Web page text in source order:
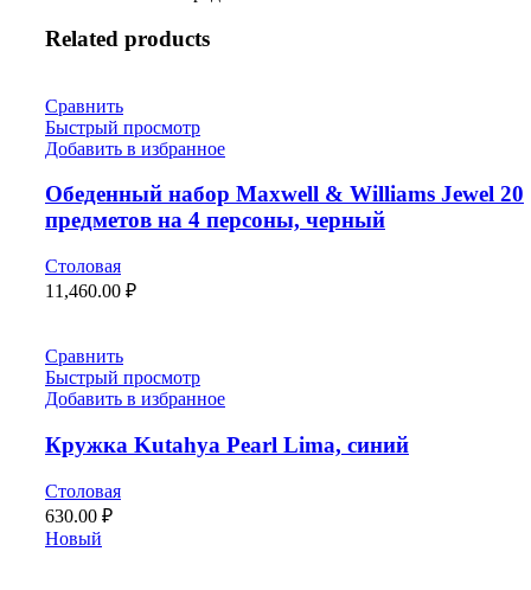
Related products
Сравнить
Быстрый просмотр
Добавить в избранное
Обеденный набор Maxwell & Williams Jewel 20
предметов на 4 персоны, черный
Столовая
11,460.00 ₽
Сравнить
Быстрый просмотр
Добавить в избранное
Кружка Kutahya Pearl Lima, синий
Столовая
630.00 ₽
Новый